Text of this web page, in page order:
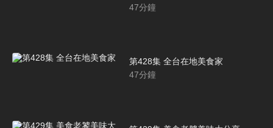
47分鐘
第428集 全台在地美食家
47分鐘